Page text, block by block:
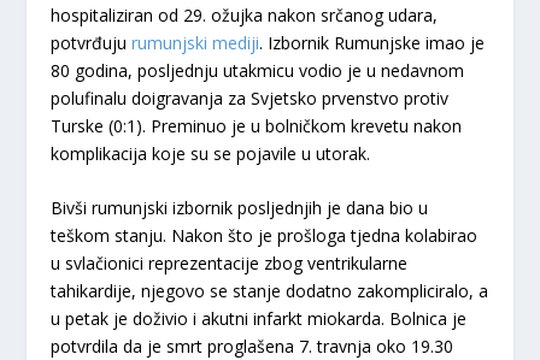
hospitaliziran od 29. ožujka nakon srčanog udara,
potvrđujurumunjski mediji. Izbornik Rumunjske imao je
80 godina, posljednju utakmicu vodio je u nedavnom
polufinalu doigravanja za Svjetsko prvenstvo protiv
Turske (0:1). Preminuo je u bolničkom krevetu nakon
komplikacija koje su se pojavile u utorak.
Bivši rumunjski izbornik posljednjih je dana bio u
teškom stanju. Nakon što je prošloga tjedna kolabirao
u svlačionici reprezentacije zbog ventrikularne
tahikardije, njegovo se stanje dodatno zakompliciralo, a
u petak je doživio i akutni infarkt miokarda. Bolnica je
potvrdila da je smrt proglašena 7. travnja oko 19.30